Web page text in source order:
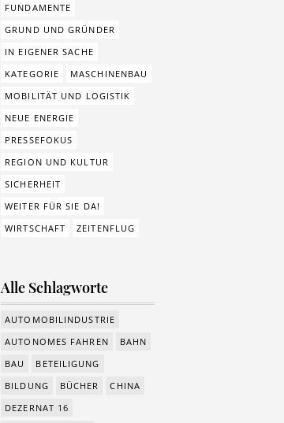
FUNDAMENTE
GRUND UND GRÜNDER
IN EIGENER SACHE
KATEGORIE
MASCHINENBAU
MOBILITÄT UND LOGISTIK
NEUE ENERGIE
PRESSEFOKUS
REGION UND KULTUR
SICHERHEIT
WEITER FÜR SIE DA!
WIRTSCHAFT
ZEITENFLUG
Alle Schlagworte
AUTOMOBILINDUSTRIE
AUTONOMES FAHREN
BAHN
BAU
BETEILIGUNG
BILDUNG
BÜCHER
CHINA
DEZERNAT 16